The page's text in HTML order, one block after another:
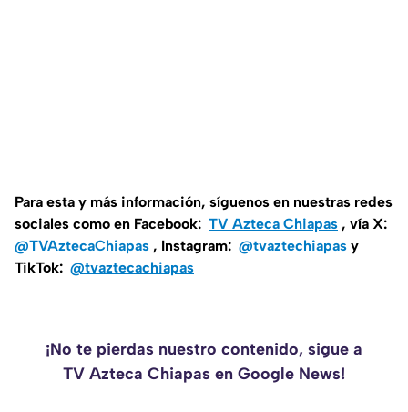
Para esta y más información, síguenos en nuestras redes
sociales como en Facebook: TV Azteca Chiapas , vía X:
@TVAztecaChiapas , Instagram: @tvaztechiapas y
TikTok: @tvaztecachiapas
¡No te pierdas nuestro contenido, sigue a
TV Azteca Chiapas en Google News!